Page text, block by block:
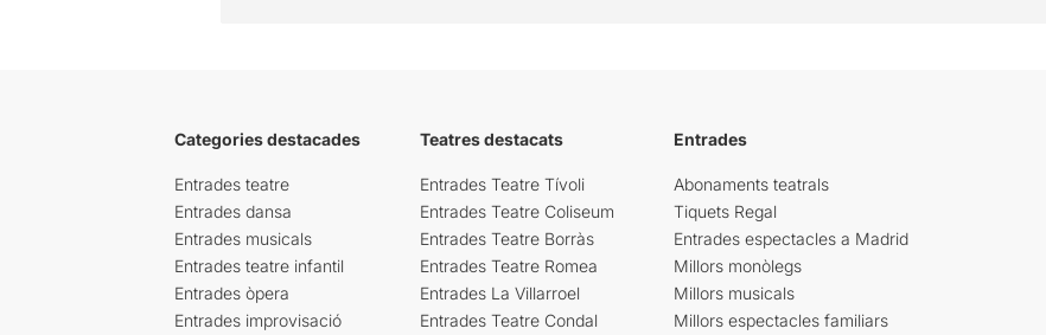
Categories destacades
Entrades teatre
Entrades dansa
Entrades musicals
Entrades teatre infantil
Entrades òpera
Entrades improvisació
Teatres destacats
Entrades Teatre Tívoli
Entrades Teatre Coliseum
Entrades Teatre Borràs
Entrades Teatre Romea
Entrades La Villarroel
Entrades Teatre Condal
Entrades
Abonaments teatrals
Tiquets Regal
Entrades espectacles a Madrid
Millors monòlegs
Millors musicals
Millors espectacles familiars